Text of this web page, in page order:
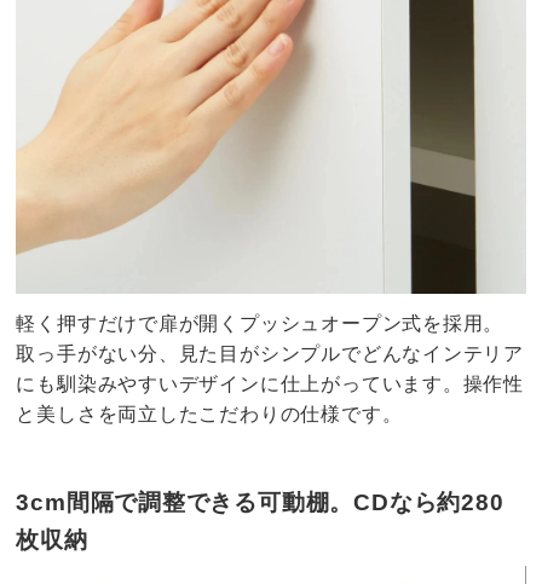
軽く押すだけで扉が開くプッシュオープン式を採用。
取っ手がない分、見た目がシンプルでどんなインテリア
にも馴染みやすいデザインに仕上がっています。操作性
と美しさを両立したこだわりの仕様です。
3cm間隔で調整できる可動棚。CDなら約280
枚収納